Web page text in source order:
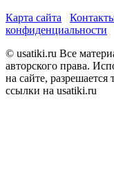
Карта сайта
конфиденциальности
© usatiki.ru Все
авторского права.
на сайте,
ссылки на usatiki.ru